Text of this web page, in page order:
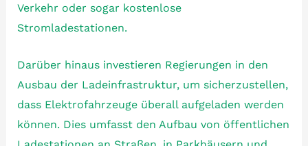
Verkehr oder sogar kostenlose
Stromladestationen.
Darüber hinaus investieren Regierungen in den
Ausbau der Ladeinfrastruktur, um sicherzustellen,
dass Elektrofahrzeuge überall aufgeladen werden
können. Dies umfasst den Aufbau von öffentlichen